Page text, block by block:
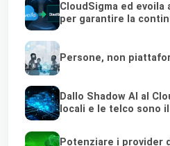
CloudSigma ed
per garantire la
Persone, non
Dallo Shadow AI al
locali e le telco sono
Potenziare i provider